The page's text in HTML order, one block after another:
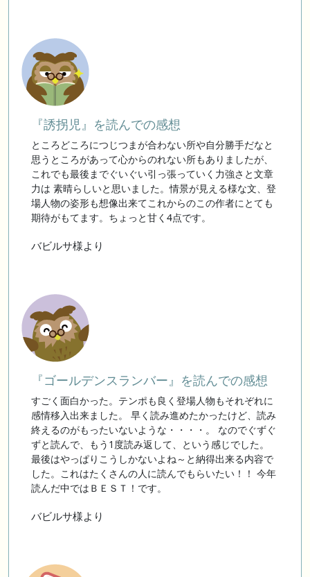
『誘拐児』を読んでの感想
ところどころにつじつまが合わない所や自分勝手だなと
思うところがあって心からのれない所もありましたが、
これでも最後までぐいぐい引っ張っていく力強さと文章
力は 素晴らしいと思いました。情景が見える様な文、登
場人物の姿形も想像出来てこれからのこの作者にとても
期待がもてます。ちょっと甘く4点です。
バビルサ様より
『ゴールデンスランバー』を読んでの感想
すごく面白かった。テンポも良く登場人物もそれぞれに
感情移入出来ました。 早く読み進めたかったけど、読み
終えるのがもったいないような・・・・。 なのでぐずぐ
ずと読んで、もう1度読み返して、という感じでした。
最後はやっぱりこうしかないよね～と納得出来る内容で
した。これはたくさんの人に読んでもらいたい！！ 今年
読んだ中ではＢＥＳＴ！です。
バビルサ様より